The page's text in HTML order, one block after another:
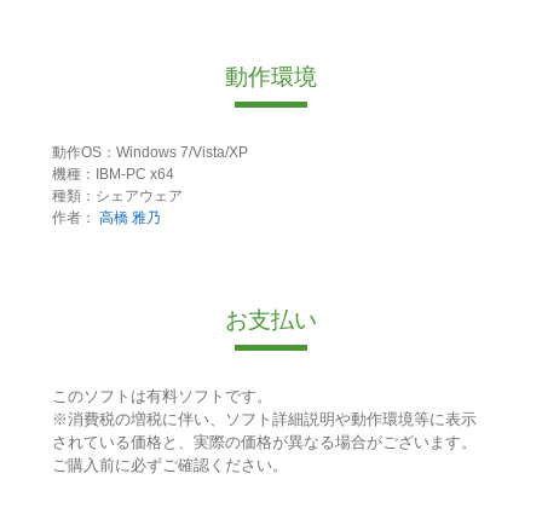
動作環境
動作OS：Windows 7/Vista/XP
機種：IBM-PC x64
種類：シェアウェア
作者： 高橋 雅乃
お支払い
このソフトは有料ソフトです。
※消費税の増税に伴い、ソフト詳細説明や動作環境等に表示
されている価格と、実際の価格が異なる場合がございます。
ご購入前に必ずご確認ください。